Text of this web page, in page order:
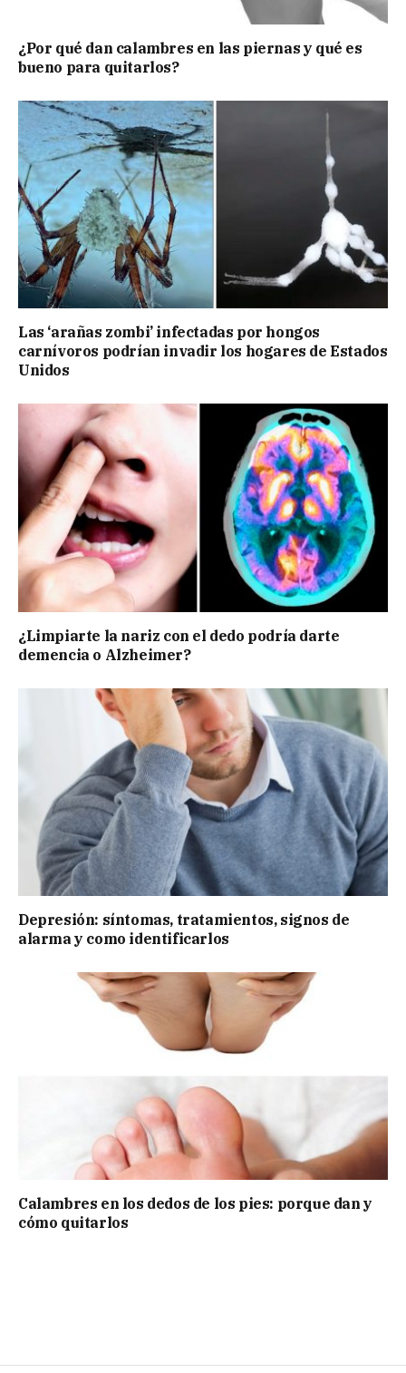
¿Por qué dan calambres en las piernas y qué es
bueno para quitarlos?
Las ‘arañas zombi’ infectadas por hongos
carnívoros podrían invadir los hogares de Estados
Unidos
¿Limpiarte la nariz con el dedo podría darte
demencia o Alzheimer?
Depresión: síntomas, tratamientos, signos de
alarma y como identificarlos
Calambres en los dedos de los pies: porque dan y
cómo quitarlos